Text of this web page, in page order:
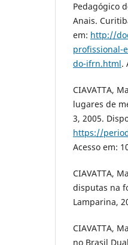
Pedagógico
Anais.
em: http://
profissional-
do-ifrn.html.
CIAVATTA,
lugares de
3, 2005.
https://
Acesso em:
CIAVATTA,
disputas na
Lamparina,
CIAVATTA,
no Brasil